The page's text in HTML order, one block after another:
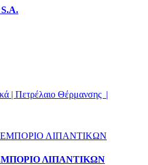
| Πετρέλαιο Θέρμανσης |
ΛΙΠΑΝΤΙΚΩΝ